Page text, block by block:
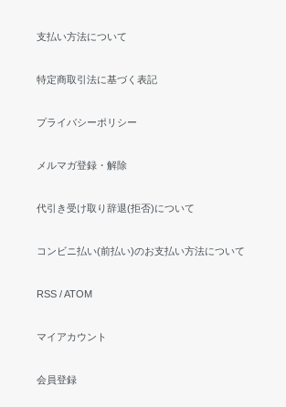
支払い方法について
特定商取引法に基づく表記
プライバシーポリシー
メルマガ登録・解除
代引き受け取り辞退(拒否)について
コンビニ払い(前払い)のお支払い方法について
RSS /ATOM
マイアカウント
会員登録